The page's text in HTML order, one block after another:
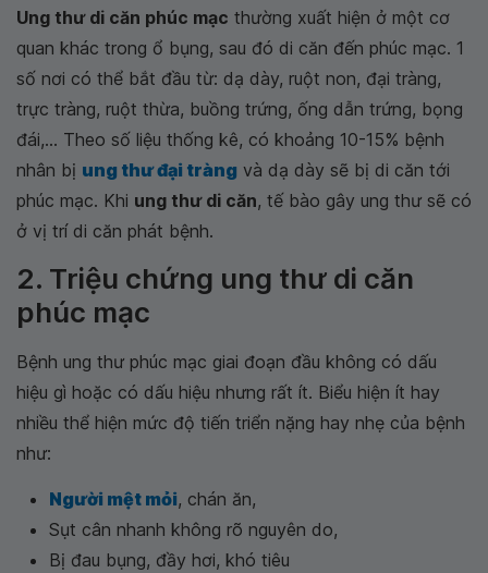
Ung thư di căn phúc mạc thường xuất hiện ở một cơ
quan khác trong ổ bụng, sau đó di căn đến phúc mạc. 1
số nơi có thể bắt đầu từ: dạ dày, ruột non, đại tràng,
trực tràng, ruột thừa, buồng trứng, ống dẫn trứng, bọng
đái,... Theo số liệu thống kê, có khoảng 10-15% bệnh
nhân bị ung thư đại tràng và dạ dày sẽ bị di căn tới
phúc mạc. Khi ung thư di căn, tế bào gây ung thư sẽ có
ở vị trí di căn phát bệnh.
2. Triệu chứng ung thư di căn
phúc mạc
Bệnh ung thư phúc mạc giai đoạn đầu không có dấu
hiệu gì hoặc có dấu hiệu nhưng rất ít. Biểu hiện ít hay
nhiều thể hiện mức độ tiến triển nặng hay nhẹ của bệnh
như:
Người mệt mỏi, chán ăn,
Sụt cân nhanh không rõ nguyên do,
Bị đau bụng, đầy hơi, khó tiêu